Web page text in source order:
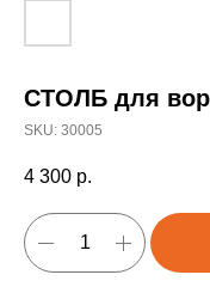
СТОЛБ для
SKU: 30005
4 300 р.